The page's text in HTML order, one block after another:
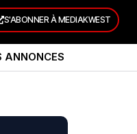
S'ABONNER À MEDIAKWEST
ANNONCES